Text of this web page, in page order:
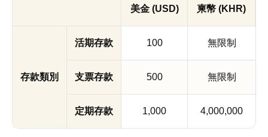
美金 (USD) 柬幣 (KHR)
存款類別
活期存款 100 無限制
支票存款 500 無限制
定期存款 1,000 4,000,000